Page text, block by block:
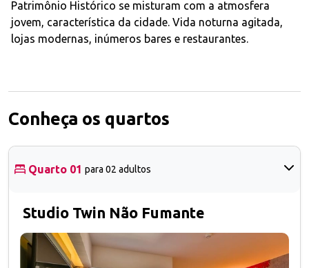
Patrimônio Histórico se misturam com a atmosfera
jovem, característica da cidade. Vida noturna agitada,
lojas modernas, inúmeros bares e restaurantes.
Conheça os quartos
Quarto 01 para 02 adultos
Studio Twin Não Fumante